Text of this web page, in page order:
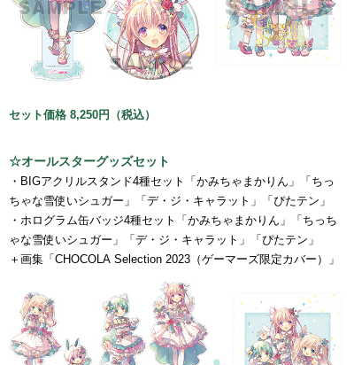
セット価格 8,250円（税込）
☆オールスターグッズセット
・BIGアクリルスタンド4種セット「かみちゃまかりん」「ちっ
ちゃな雪使いシュガー」「デ・ジ・キャラット」「ぴたテン」
・ホログラム缶バッジ4種セット「かみちゃまかりん」「ちっち
ゃな雪使いシュガー」「デ・ジ・キャラット」「ぴたテン」
＋画集「CHOCOLA Selection 2023（ゲーマーズ限定カバー）」